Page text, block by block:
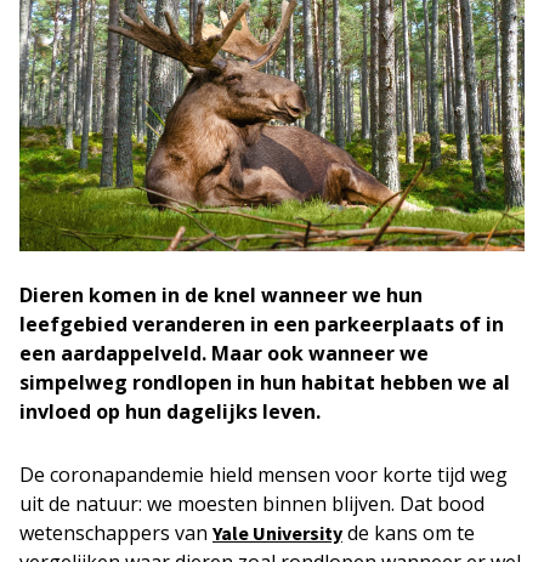
Dieren komen in de knel wanneer we hun
leefgebied veranderen in een parkeerplaats of in
een aardappelveld. Maar ook wanneer we
simpelweg rondlopen in hun habitat hebben we al
invloed op hun dagelijks leven.
De coronapandemie hield mensen voor korte tijd weg
uit de natuur: we moesten binnen blijven. Dat bood
wetenschappers van Yale University de kans om te